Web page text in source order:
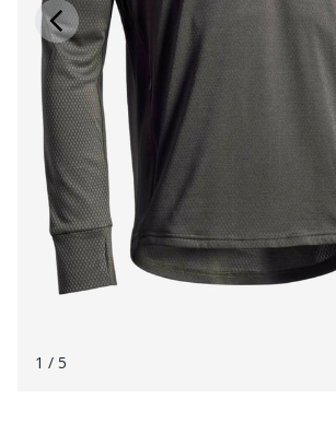
1 / 5